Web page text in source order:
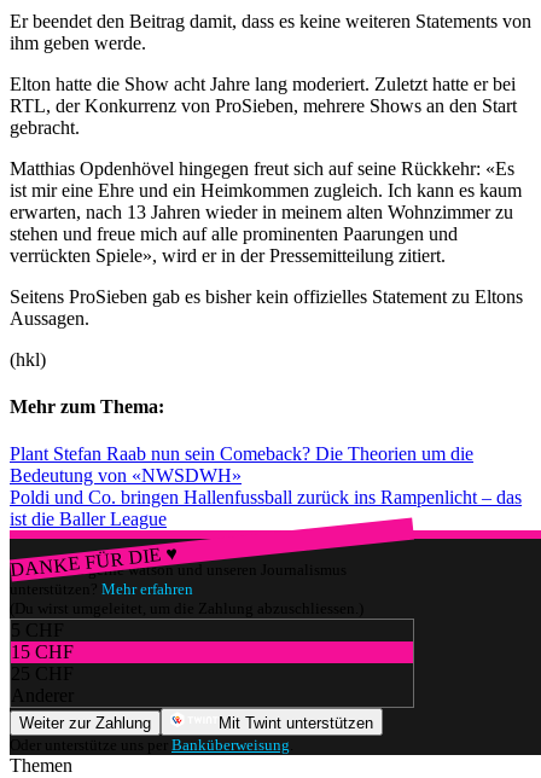
Er beendet den Beitrag damit, dass es keine weiteren Statements von
ihm geben werde.
Elton hatte die Show acht Jahre lang moderiert. Zuletzt hatte er bei
RTL, der Konkurrenz von ProSieben, mehrere Shows an den Start
gebracht.
Matthias Opdenhövel hingegen freut sich auf seine Rückkehr: «Es
ist mir eine Ehre und ein Heimkommen zugleich. Ich kann es kaum
erwarten, nach 13 Jahren wieder in meinem alten Wohnzimmer zu
stehen und freue mich auf alle prominenten Paarungen und
verrückten Spiele», wird er in der Pressemitteilung zitiert.
Seitens ProSieben gab es bisher kein offizielles Statement zu Eltons
Aussagen.
(hkl)
Mehr zum Thema:
Plant Stefan Raab nun sein Comeback? Die Theorien um die
Bedeutung von «NWSDWH»
Poldi und Co. bringen Hallenfussball zurück ins Rampenlicht – das
ist die Baller League
DANKE FÜR DIE ♥
Würdest du gerne watson und unseren Journalismus
unterstützen? Mehr erfahren
(Du wirst umgeleitet, um die Zahlung abzuschliessen.)
5 CHF
15 CHF
25 CHF
Anderer
Weiter zur Zahlung
Mit Twint unterstützen
Oder unterstütze uns per Banküberweisung
Themen